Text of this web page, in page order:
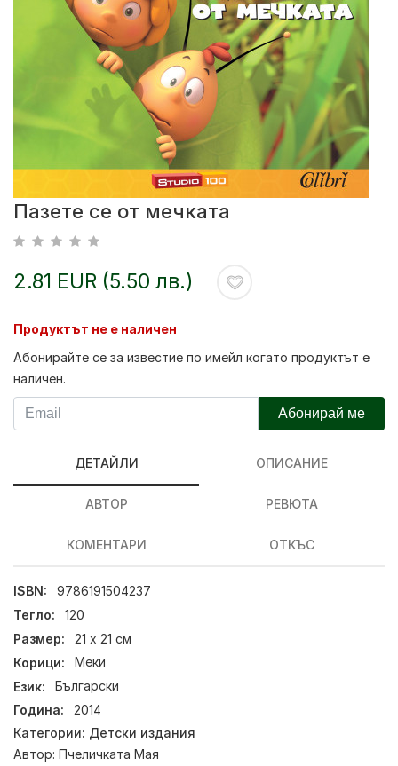
Пазете се от мечката
2.81 EUR (5.50 лв.)
Продуктът не е наличен
Абонирайте се за известие по имейл когато продуктът е
наличен.
Абонирай ме
ДЕТАЙЛИ ОПИСАНИЕ
АВТОР РЕВЮТА
КОМЕНТАРИ ОТКЪС
ISBN:
9786191504237
Тегло:
120
Размер:
21 х 21 см
Корици:
Меки
Език:
Български
Година:
2014
Категории: Детски издания
Автор: Пчеличката Мая